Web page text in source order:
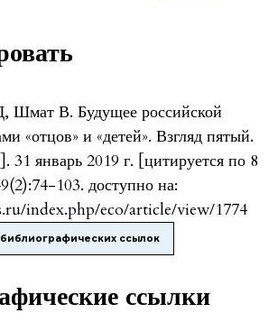
Шмат В. Будущее российской
«отцов» и «детей». Взгляд пятый.
31 январь 2019 г. [цитируется по 8
103. доступно на:
index.php/eco/article/view/1774
ссылок
ссылки